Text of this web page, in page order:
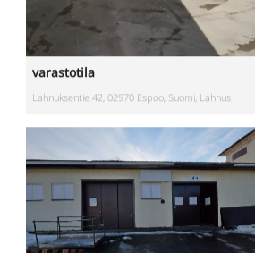
varastotila
Lahnuksentie 42, 02970 Espoo, Suomi, Lahnus